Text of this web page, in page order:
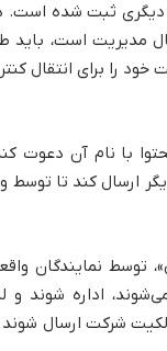
دیگری ثبت شده است.
مدیریت است، باید
را برای انتقال
با نام آن دعوت
ارسال کند تا توسط
توسط نمایندگان
اداره شوند و
شرکت ارسال شوند